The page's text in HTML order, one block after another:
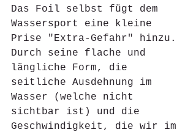
Das Foil selbst fügt dem
Wassersport eine kleine
Prise "Extra-Gefahr" hinzu.
Durch seine flache und
längliche Form, die
seitliche Ausdehnung im
Wasser (welche nicht
sichtbar ist) und die
Geschwindigkeit, die wir im